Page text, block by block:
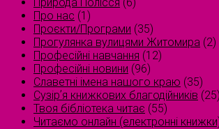
Про нас (1)
Проєкти/Програми (35)
Прогулянка вулицями Житомира (2)
Професійні навчання (12)
Професійні новини (96)
Славетні імена нашого краю (35)
Сузірʼя книжкових благодійників (25)
Твоя бібліотека читає (55)
Читаємо онлайн (електронні